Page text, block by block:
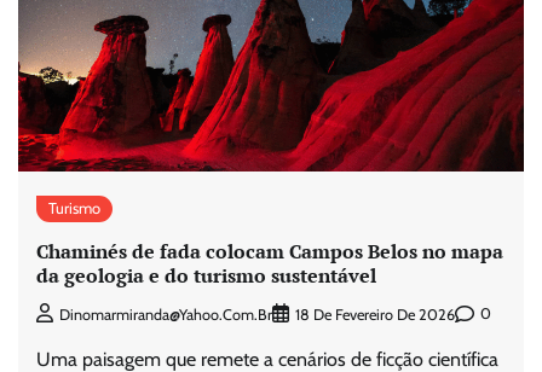
Turismo
Chaminés de fada colocam Campos Belos no mapa
da geologia e do turismo sustentável
Dinomarmiranda@yahoo.com.br 18 De Fevereiro De 2026 0
Uma paisagem que remete a cenários de ficção científica